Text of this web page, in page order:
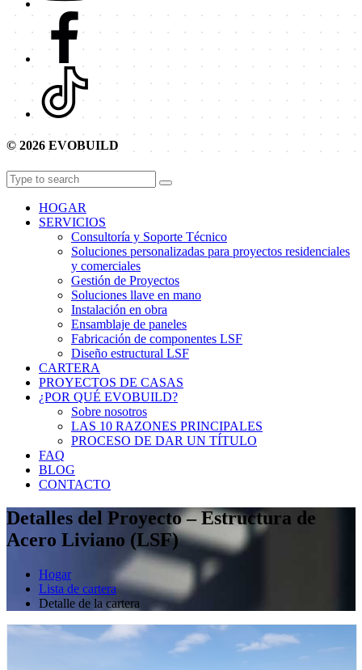
© 2026 EVOBUILD
HOGAR
SERVICIOS
Consultoría y Soporte Técnico
Soluciones personalizadas para proyectos residenciales
y comerciales
Gestión de Proyectos
Soluciones llave en mano
Instalación en obra
Ensamblaje de paneles
Fabricación de componentes LSF
Diseño estructural LSF
CARTERA
PROYECTOS DE CASAS
¿POR QUÉ EVOBUILD?
Sobre nosotros
LAS 10 RAZONES PRINCIPALES
PROCESO DE DAR UN TÍTULO
FAQ
BLOG
CONTACTO
Detalles del Proyecto – Estructura de
Acero Liviano (LSF)
Hogar
Lista de cartera
Detalle de la cartera